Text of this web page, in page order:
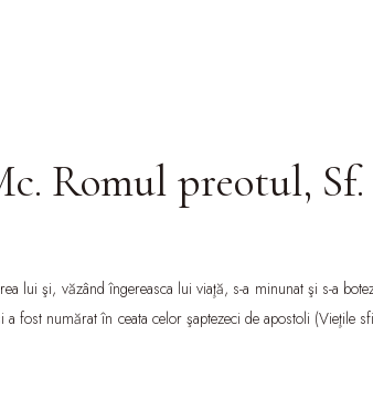
Romul preotul,
lui şi, văzând îngereasca lui viaţă, s-a minunat şi s-a
fost numărat în ceata celor şaptezeci de apostoli (Vieţile